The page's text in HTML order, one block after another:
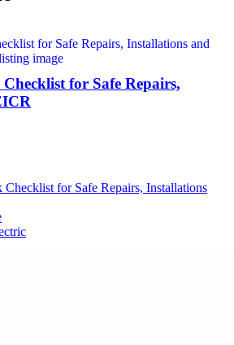
for Safe Repairs,
Checklist for Safe Repairs, Installations